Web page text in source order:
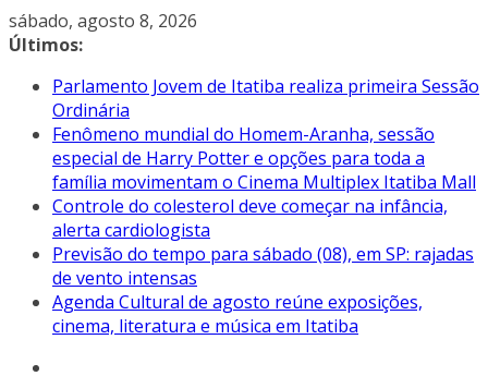
Pular
para
conteúdo
sábado, agosto 8, 2026
Últimos:
Parlamento Jovem de Itatiba realiza primeira Sessão
Ordinária
Fenômeno mundial do Homem-Aranha, sessão
especial de Harry Potter e opções para toda a
família movimentam o Cinema Multiplex Itatiba Mall
Controle do colesterol deve começar na infância,
alerta cardiologista
Previsão do tempo para sábado (08), em SP: rajadas
de vento intensas
Agenda Cultural de agosto reúne exposições,
cinema, literatura e música em Itatiba